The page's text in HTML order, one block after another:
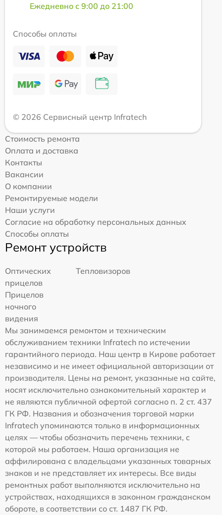
Ежедневно с 9:00 до 21:00
Способы оплаты
© 2026 Сервисный центр Infratech
Стоимость ремонта
Оплата и доставка
Контакты
Вакансии
О компании
Ремонтируемые модели
Наши услуги
Согласие на обработку персональных данных
Способы оплаты
Ремонт устройств
Оптических
прицелов
Тепловизоров
Прицелов
ночного
видения
Мы занимаемся ремонтом и техническим
обслуживанием техники Infratech по истечении
гарантийного периода. Наш центр в Кирове работает
независимо и не имеет официальной авторизации от
производителя. Цены на ремонт, указанные на сайте,
носят исключительно ознакомительный характер и
не являются публичной офертой согласно п. 2 ст. 437
ГК РФ. Названия и обозначения торговой марки
Infratech упоминаются только в информационных
целях — чтобы обозначить перечень техники, с
которой мы работаем. Наша организация не
аффилирована с владельцами указанных товарных
знаков и не представляет их интересы. Все виды
ремонтных работ выполняются исключительно на
устройствах, находящихся в законном гражданском
обороте, в соответствии со ст. 1487 ГК РФ.